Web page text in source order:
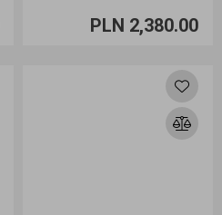
PLN 2,380.00